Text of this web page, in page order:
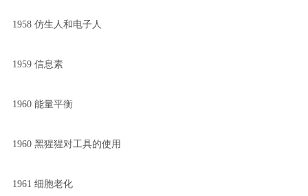
1958 仿生人和电子人
1959 信息素
1960 能量平衡
1960 黑猩猩对工具的使用
1961 细胞老化